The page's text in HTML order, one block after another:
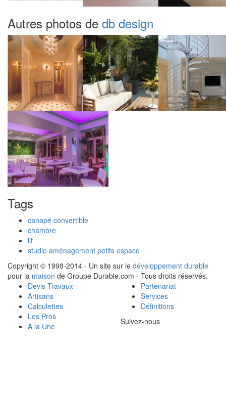
Autres photos de db design
Tags
canapé convertible
chambre
lit
studio aménagement petits espace
Copyright © 1998-2014 - Un site sur le développement durable
pour la maison de Groupe Durable.com - Tous droits réservés.
Devis Travaux
Artisans
Calculettes
Les Pros
A la Une
Partenariat
Services
Définitions
Suivez-nous